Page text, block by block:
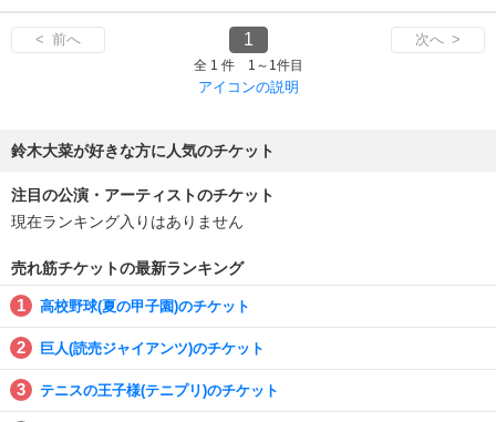
< 前へ 1 次へ >
全 1 件 1～1件目
アイコンの説明
鈴木大菜が好きな方に人気のチケット
注目の公演・アーティストのチケット
現在ランキング入りはありません
売れ筋チケットの最新ランキング
高校野球(夏の甲子園)のチケット
巨人(読売ジャイアンツ)のチケット
テニスの王子様(テニプリ)のチケット